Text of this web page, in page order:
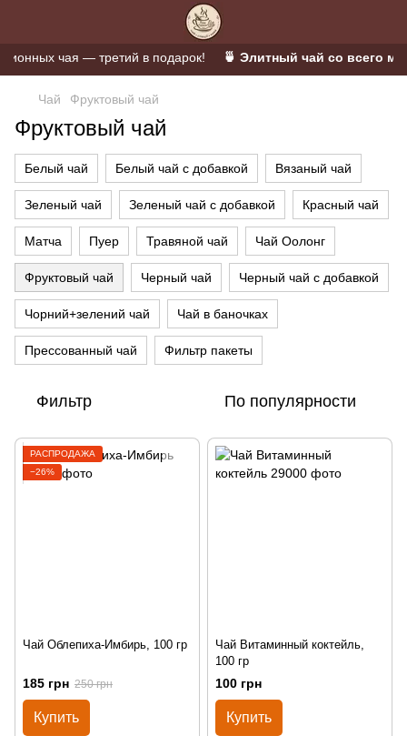
чая — третий в подарок! 🍵 Элитный чай со всего
Чай Фруктовый чай
Фруктовый чай
Белый чай Белый чай с добавкой Вязаный чай
Зеленый чай Зеленый чай с добавкой Красный чай
Матча Пуер Травяной чай Чай Оолонг
Фруктовый чай Черный чай Черный чай с добавкой
Чорний+зелений чай Чай в баночках
Прессованный чай Фильтр пакеты
Фильтр По популярности
РАСПРОДАЖА
−26%
Чай Облепиха-Имбирь, 100 гр
185 грн 250 грн
Купить
Чай Витаминный коктейль,
100 гр
100 грн
Купить